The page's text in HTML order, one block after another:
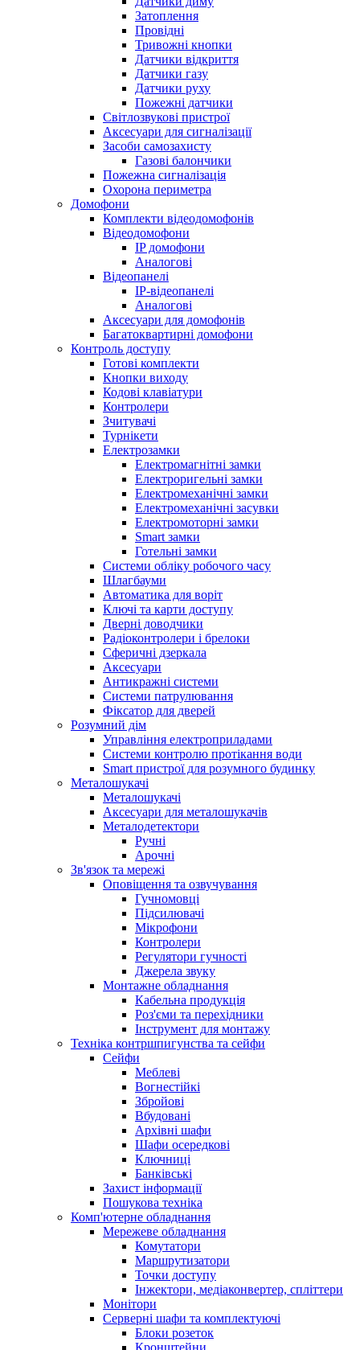
Затоплення
Провідні
Тривожні кнопки
Датчики відкриття
Датчики газу
Датчики руху
Пожежні датчики
Світлозвукові пристрої
Аксесуари для сигналізації
Засоби самозахисту
Газові балончики
Пожежна сигналізація
Охорона периметра
Домофони
Комплекти відеодомофонів
Відеодомофони
IP домофони
Аналогові
Відеопанелі
IP-відеопанелі
Аналогові
Аксесуари для домофонів
Багатоквартирні домофони
Контроль доступу
Готові комплекти
Кнопки виходу
Кодові клавіатури
Контролери
Зчитувачі
Турнікети
Електрозамки
Електромагнітні замки
Електроригельні замки
Електромеханічні замки
Електромеханічні засувки
Електромоторні замки
Smart замки
Готельні замки
Системи обліку робочого часу
Шлагбауми
Автоматика для воріт
Ключі та карти доступу
Дверні доводчики
Радіоконтролери і брелоки
Сферичні дзеркала
Аксесуари
Антикражні системи
Системи патрулювання
Фіксатор для дверей
Розумний дім
Управління електроприладами
Системи контролю протікання води
Smart пристрої для розумного будинку
Металошукачі
Металошукачі
Аксесуари для металошукачів
Металодетектори
Ручні
Арочні
Зв'язок та мережі
Оповіщення та озвучування
Гучномовці
Підсилювачі
Мікрофони
Контролери
Регулятори гучності
Джерела звуку
Монтажне обладнання
Кабельна продукція
Роз'єми та перехідники
Інструмент для монтажу
Техніка контршпигунства та сейфи
Сейфи
Меблеві
Вогнестійкі
Збройові
Вбудовані
Архівні шафи
Шафи осередкові
Ключниці
Банківські
Захист інформації
Пошукова техніка
Комп'ютерне обладнання
Мережеве обладнання
Комутатори
Маршрутизатори
Точки доступу
Інжектори, медіаконвертер, спліттери
Монітори
Серверні шафи та комплектуючі
Блоки розеток
Кронштейни